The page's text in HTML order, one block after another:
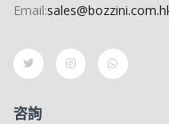
Email:
咨詢